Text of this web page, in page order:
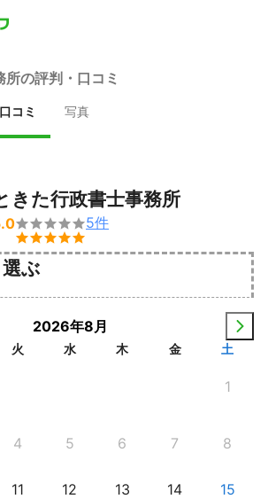
の評判・口コミ
口コミ 写真
きた行政書士事務所


5件
ぶ
2026年8月
火 水 木 金 土
1
4 5 6 7 8
11 12 13 14 15